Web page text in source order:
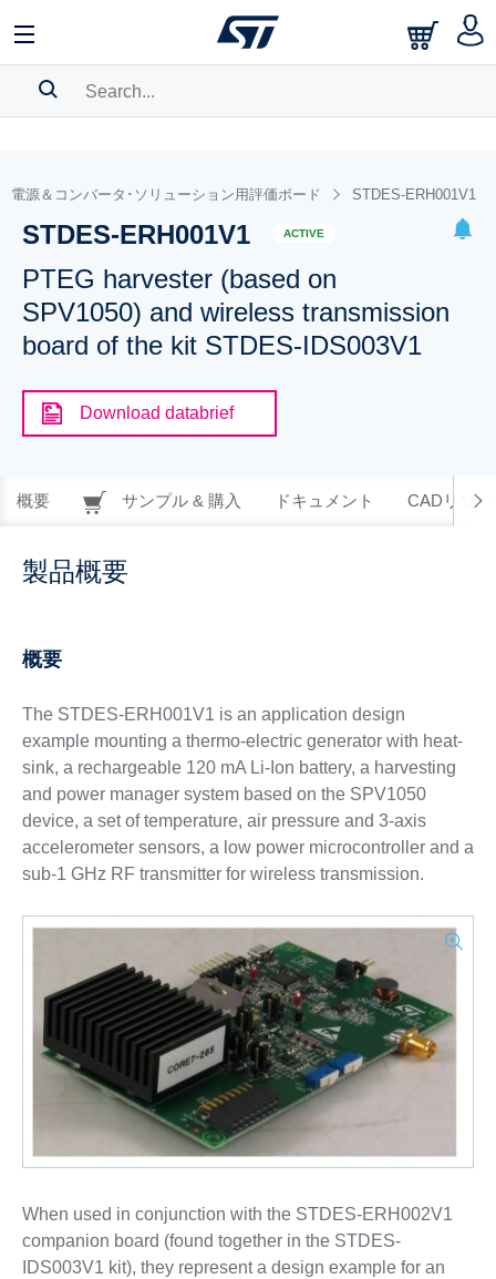
BOOKMARK
Pleaselog into show your saved searches.
電源＆コンバータ･ソリューション用評価ボード STDES-ERH001V1
STDES-ERH001V1 ACTIVE
PTEG harvester (based on
SPV1050) and wireless transmission
board of the kit STDES-IDS003V1
Download databrief
概要 サンプル & 購入 ドキュメント CADリソー
製品概要
概要
The STDES-ERH001V1 is an application design
example mounting a thermo-electric generator with heat-
sink, a rechargeable 120 mA Li-Ion battery, a harvesting
and power manager system based on the SPV1050
device, a set of temperature, air pressure and 3-axis
accelerometer sensors, a low power microcontroller and a
sub-1 GHz RF transmitter for wireless transmission.
When used in conjunction with the STDES-ERH002V1
companion board (found together in the STDES-
IDS003V1 kit), they represent a design example for an